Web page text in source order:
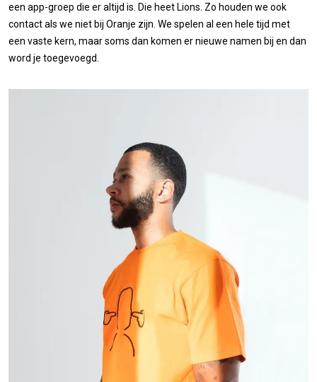
een app-groep die er altijd is. Die heet Lions. Zo houden we ook
contact als we niet bij Oranje zijn. We spelen al een hele tijd met
een vaste kern, maar soms dan komen er nieuwe namen bij en dan
word je toegevoegd.